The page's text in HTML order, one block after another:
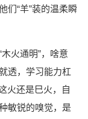
们“羊”装的温柔瞬
火通明”，啥意
透，学习能力杠
火还是巳火，自
敏锐的嗅觉，是